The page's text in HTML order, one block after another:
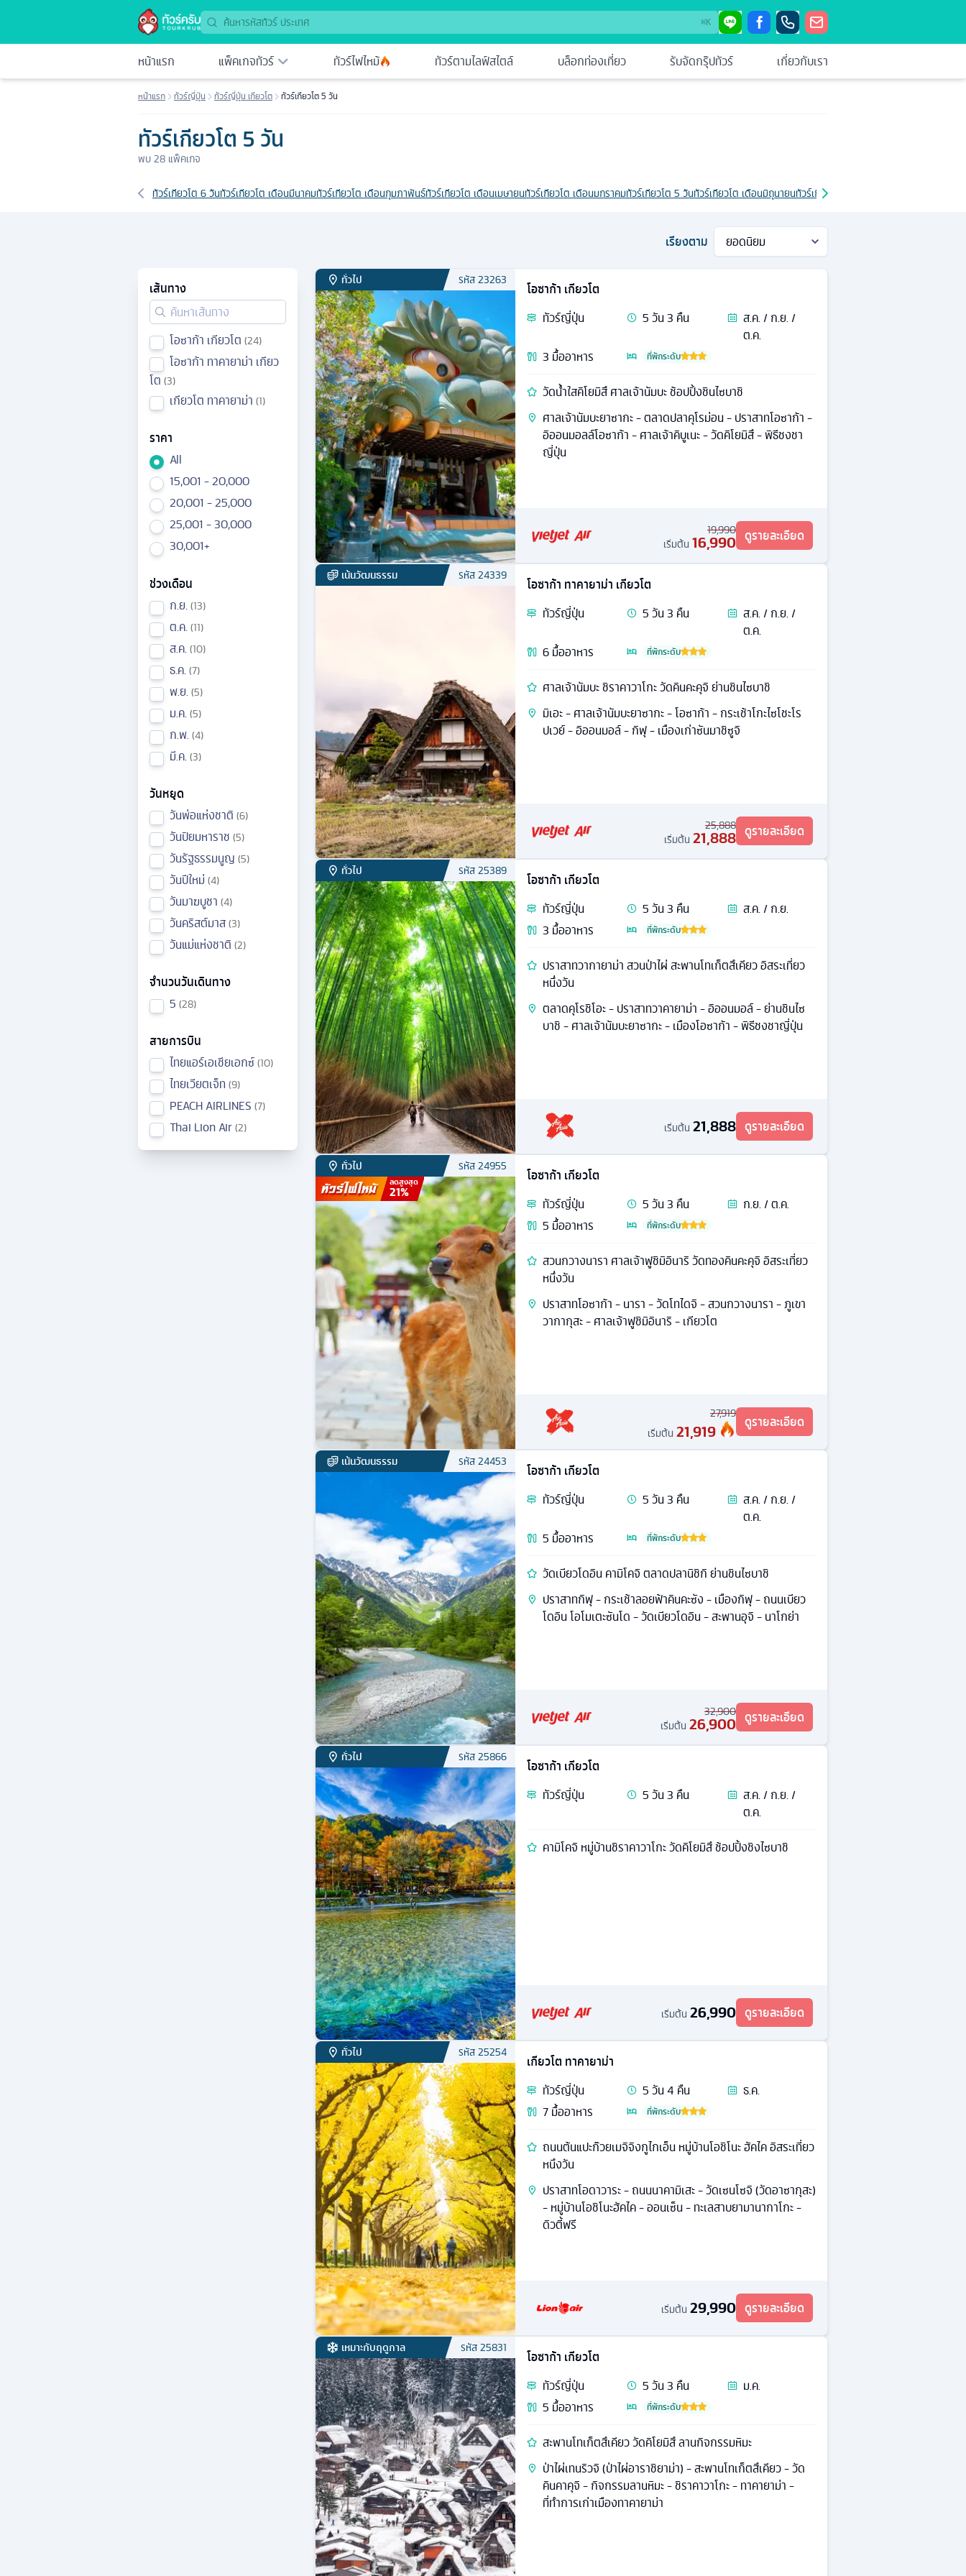
⌘K
หน้าแรก แพ็คเกจทัวร์ ทัวร์ไฟไหม้ ทัวร์ตามไลฟ์สไตล์ บล็อกท่องเที่ยว รับจัดกรุ๊ปทัวร์ เกี่ยวกับเรา
หน้าแรก ทัวร์ญี่ปุ่น ทัวร์ญี่ปุ่น เกียวโต ทัวร์เกียวโต 5 วัน
ทัวร์เกียวโต 5 วัน
พบ28 แพ็คเกจ
เส้นทางที่เกี่ยวข้อง
ทัวร์เกียวโต 6 วันทัวร์เกียวโต เดือนมีนาคมทัวร์เกียวโต เดือนกุมภาพันธ์ทัวร์เกียวโต เดือนเมษายนทัวร์เกียวโต เดือนมกราคมทัวร์เกียวโต 5 วันทัวร์เกียวโต เดือนมิถุนายนทัวร์เกียวโต เดือนพฤษภาคม
เรียงตาม
เส้นทาง
โอซาก้า เกียวโต 24
โอซาก้า ทาคายาม่า เกียว
โต 3
เกียวโต ทาคายาม่า 1
ราคา
All
15,001 - 20,000
20,001 - 25,000
25,001 - 30,000
30,001+
ช่วงเดือน
ก.ย. 13
ต.ค. 11
ส.ค. 10
ธ.ค. 7
พ.ย. 5
ม.ค. 5
ก.พ. 4
มี.ค. 3
วันหยุด
วันพ่อแห่งชาติ 6
วันปิยมหาราช 5
วันรัฐธรรมนูญ 5
วันปีใหม่ 4
วันมาฆบูชา 4
วันคริสต์มาส 3
วันแม่แห่งชาติ 2
จำนวนวันเดินทาง
5 28
สายการบิน
ไทยแอร์เอเชียเอกซ์ 10
ไทยเวียตเจ็ท 9
PEACH AIRLINES 7
Thai Lion Air 2
ทั่วไป รหัส23263
โอซาก้า เกียวโต
ทัวร์ญี่ปุ่น 5วัน3 คืน
ส.ค. / ก.ย. /
ต.ค.
3 มื้ออาหาร ที่พักระดับ
วัดน้ำใสคิโยมิสึ ศาลเจ้านัมบะ ช้อปปิ้งชินไซบาชิ
ศาลเจ้านัมบะยาซากะ - ตลาดปลาคุโรม่อน - ปราสาทโอซาก้า -
อิออนมอลล์โอซาก้า - ศาลเจ้าคิบูเนะ - วัดคิโยมิสึ - พิธีชงชา
ญี่ปุ่น
19,990
เริ่มต้น 16,990 ดูรายละเอียด
เน้นวัฒนธรรม รหัส24339
โอซาก้า ทาคายาม่า เกียวโต
ทัวร์ญี่ปุ่น 5วัน3 คืน
ส.ค. / ก.ย. /
ต.ค.
6มื้ออาหาร ที่พักระดับ
ศาลเจ้านัมบะ ชิราคาวาโกะ วัดคินคะคุจิ ย่านชินไซบาชิ
มิเอะ - ศาลเจ้านัมบะยาซากะ - โอซาก้า - กระเช้าโกะไซโชะโร
ปเวย์ - อิออนมอล์ - กิฟุ - เมืองเก่าซันมาชิซูจิ
25,888
เริ่มต้น 21,888 ดูรายละเอียด
ทั่วไป รหัส25389
โอซาก้า เกียวโต
ทัวร์ญี่ปุ่น 5วัน3 คืน
ส.ค. / ก.ย.
3 มื้ออาหาร ที่พักระดับ
ปราสาทวากายาม่า สวนป่าไผ่ สะพานโทเก็ตสึเคียว อิสระเที่ยว
หนึ่งวัน
ตลาดคุโรชิโอะ - ปราสาทวาคายาม่า - อิออนมอล์ - ย่านชินไซ
บาชิ - ศาลเจ้านัมบะยาซากะ - เมืองโอซาก้า - พิธีชงชาญี่ปุ่น
เริ่มต้น 21,888 ดูรายละเอียด
ทั่วไป รหัส24955
ลดสูงสุด
21%
โอซาก้า เกียวโต
ทัวร์ญี่ปุ่น 5วัน3 คืน
ก.ย. / ต.ค.
5 มื้ออาหาร ที่พักระดับ
สวนกวางนารา ศาลเจ้าฟูชิมิอินาริ วัดทองคินคะคุจิ อิสระเที่ยว
หนึ่งวัน
ปราสาทโอซาก้า - นารา - วัดโทไดจิ - สวนกวางนารา - ภูเขา
วากากุสะ - ศาลเจ้าฟูชิมิอินาริ - เกียวโต
27,919
เริ่มต้น 21,919 ดูรายละเอียด
เน้นวัฒนธรรม รหัส24453
โอซาก้า เกียวโต
ทัวร์ญี่ปุ่น 5วัน3 คืน
ส.ค. / ก.ย. /
ต.ค.
5 มื้ออาหาร ที่พักระดับ
วัดเบียวโดอิน คามิโคจิ ตลาดปลานิชิกิ ย่านชินไซบาชิ
ปราสาทกิฟุ - กระเช้าลอยฟ้าคินคะซัง - เมืองกิฟุ - ถนนเบียว
โดอิน โอโมเตะซันโด - วัดเบียวโดอิน - สะพานอุจิ - นาโกย่า
32,900
เริ่มต้น 26,900 ดูรายละเอียด
ทั่วไป รหัส25866
โอซาก้า เกียวโต
ทัวร์ญี่ปุ่น 5วัน3 คืน
ส.ค. / ก.ย. /
ต.ค.
คามิโคจิ หมู่บ้านชิราคาวาโกะ วัดคิโยมิสึ ช้อปปิ้งชิงไซบาชิ
เริ่มต้น 26,990 ดูรายละเอียด
ทั่วไป รหัส25254
เกียวโต ทาคายาม่า
ทัวร์ญี่ปุ่น 5วัน4 คืน
ธ.ค.
7มื้ออาหาร ที่พักระดับ
ถนนต้นแปะก๊วยเมจิจิงกูไกเอ็น หมู่บ้านโอชิโนะ ฮัคไค อิสระเที่ยว
หนึงวัน
ปราสาทโอดาวาระ - ถนนนาคามิเสะ - วัดเซนโซจิ (วัดอาซากุสะ)
- หมู่บ้านโอชิโนะฮัคไค - ออนเซ็น - ทะเลสาบยามานากาโกะ -
ดิวตี้ฟรี
เริ่มต้น 29,990 ดูรายละเอียด
เหมาะกับฤดูกาล รหัส25831
โอซาก้า เกียวโต
ทัวร์ญี่ปุ่น 5วัน3 คืน
ม.ค.
5 มื้ออาหาร ที่พักระดับ
สะพานโทเก็ตสึเคียว วัดคิโยมิสึ ลานกิจกรรมหิมะ
ป่าไผ่เทนริวจิ (ป่าไผ่อาราชิยาม่า) - สะพานโทเก็ตสึเคียว - วัด
คินคาคุจิ - กิจกรรมลานหิมะ - ชิราคาวาโกะ - ทาคายาม่า -
ที่ทำการเก่าเมืองทาคายาม่า